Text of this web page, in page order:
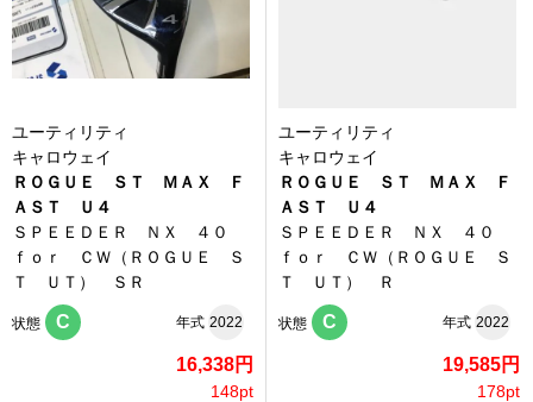
ユーティリティ
キャロウェイ
ＲＯＧＵＥ ＳＴ ＭＡＸ Ｆ
ＡＳＴ Ｕ４
ＳＰＥＥＤＥＲ ＮＸ ４０
ｆｏｒ ＣＷ（ＲＯＧＵＥ Ｓ
Ｔ ＵＴ） ＳＲ
状態 C 年式 2022
16,338円
148pt
ユーティリティ
キャロウェイ
ＲＯＧＵＥ ＳＴ ＭＡＸ Ｆ
ＡＳＴ Ｕ４
ＳＰＥＥＤＥＲ ＮＸ ４０
ｆｏｒ ＣＷ（ＲＯＧＵＥ Ｓ
Ｔ ＵＴ） Ｒ
状態 C 年式 2022
19,585円
178pt